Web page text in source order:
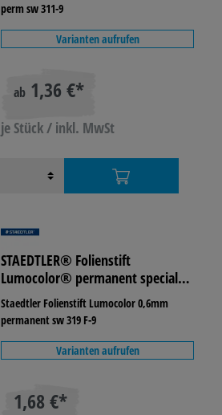
perm sw 311-9
Varianten aufrufen
ab 1,36 €*
je Stück / inkl. MwSt
STAEDTLER® Folienstift
Lumocolor® permanent special
319 0,6 mm
Staedtler Folienstift Lumocolor 0,6mm
permanent sw 319 F-9
Varianten aufrufen
1,68 €*